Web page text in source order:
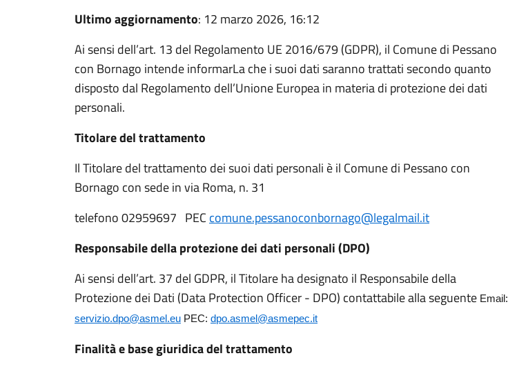
Ultimo aggiornamento: 12 marzo 2026, 16:12
Ai sensi dell’art. 13 del Regolamento UE 2016/679 (GDPR), il Comune di Pessano
con Bornago intende informarLa che i suoi dati saranno trattati secondo quanto
disposto dal Regolamento dell’Unione Europea in materia di protezione dei dati
personali.
Titolare del trattamento
Il Titolare del trattamento dei suoi dati personali è il Comune di Pessano con
Bornago con sede in via Roma, n. 31
telefono 02959697 PEC comune.pessanoconbornago@legalmail.it
Responsabile della protezione dei dati personali (DPO)
Ai sensi dell’art. 37 del GDPR, il Titolare ha designato il Responsabile della
Protezione dei Dati (Data Protection Officer - DPO) contattabile alla seguente Email:
servizio.dpo@asmel.eu PEC: dpo.asmel@asmepec.it
Finalità e base giuridica del trattamento